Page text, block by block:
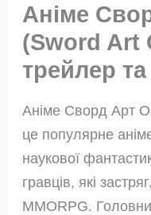
Аніме
(Sword Art
трейлер та
Аніме Сворд Арт
це популярне
наукової
гравців, які
MMORPG.